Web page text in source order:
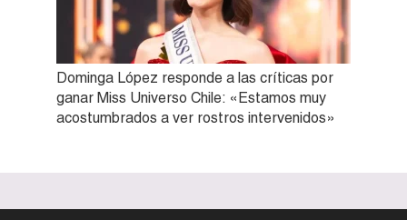
Dominga López responde a las críticas por
ganar Miss Universo Chile: «Estamos muy
acostumbrados a ver rostros intervenidos»